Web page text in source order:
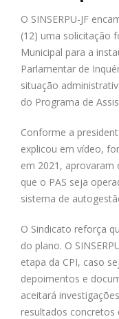
O SINSERPU-JF
(12) uma solicitação
Municipal para a
Parlamentar de
situação
do Programa de
Conforme a
explicou em vídeo,
em 2021,
que o PAS seja
sistema de
O Sindicato reforça
do plano. O
etapa da CPI, caso
depoimentos e
aceitará
resultados